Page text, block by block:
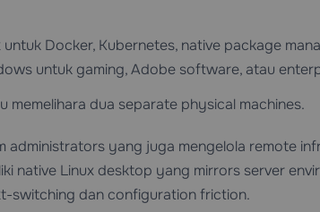
untuk Docker, Kubernetes, native package
untuk gaming, Adobe software, atau
memelihara dua separate physical machines.
administrators yang juga mengelola remote
native Linux desktop yang mirrors server
switching dan configuration friction.